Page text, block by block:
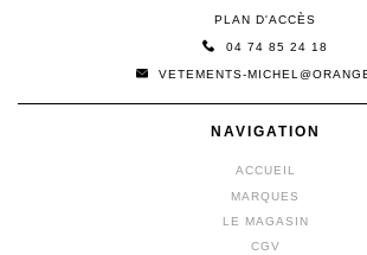
PLAN D'ACCÈS
04 74 85 24 18
VETEMENTS-
NAVIGATION
ACCUEIL
MARQUES
LE MAGASIN
CGV